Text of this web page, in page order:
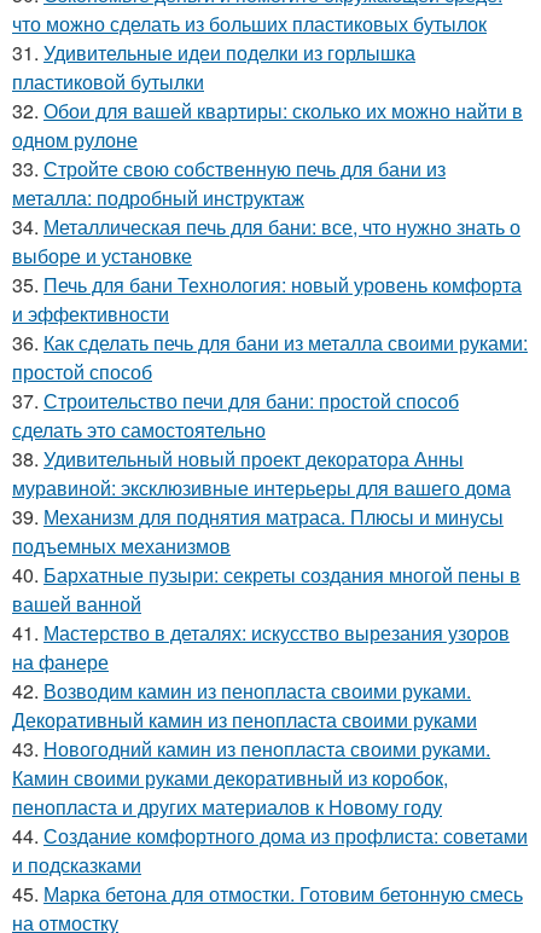
что можно сделать из больших пластиковых бутылок
31. Удивительные идеи поделки из горлышка
пластиковой бутылки
32. Обои для вашей квартиры: сколько их можно найти в
одном рулоне
33. Стройте свою собственную печь для бани из
металла: подробный инструктаж
34. Металлическая печь для бани: все, что нужно знать о
выборе и установке
35. Печь для бани Технология: новый уровень комфорта
и эффективности
36. Как сделать печь для бани из металла своими руками:
простой способ
37. Строительство печи для бани: простой способ
сделать это самостоятельно
38. Удивительный новый проект декоратора Анны
муравиной: эксклюзивные интерьеры для вашего дома
39. Механизм для поднятия матраса. Плюсы и минусы
подъемных механизмов
40. Бархатные пузыри: секреты создания многой пены в
вашей ванной
41. Мастерство в деталях: искусство вырезания узоров
на фанере
42. Возводим камин из пенопласта своими руками.
Декоративный камин из пенопласта своими руками
43. Новогодний камин из пенопласта своими руками.
Камин своими руками декоративный из коробок,
пенопласта и других материалов к Новому году
44. Создание комфортного дома из профлиста: советами
и подсказками
45. Марка бетона для отмостки. Готовим бетонную смесь
на отмостку